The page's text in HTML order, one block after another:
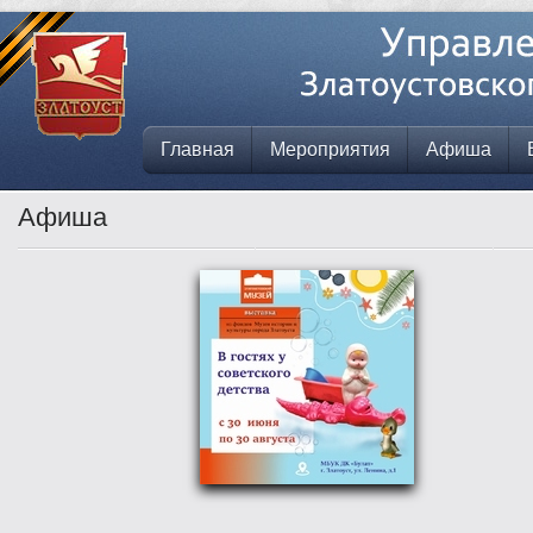
Главная Мероприятия Афиша
Афиша